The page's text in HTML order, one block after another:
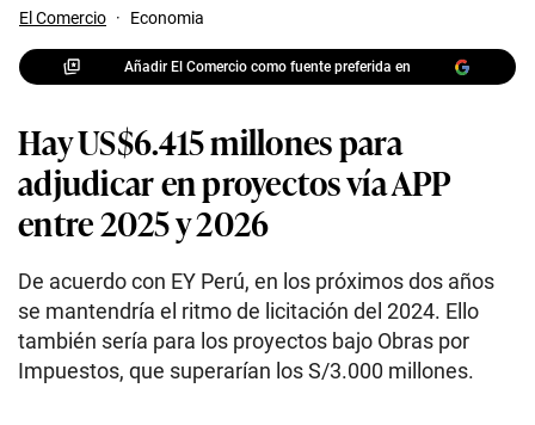
El Comercio · Economia
Añadir El Comercio como fuente preferida en
Hay US$6.415 millones para
adjudicar en proyectos vía APP
entre 2025 y 2026
De acuerdo con EY Perú, en los próximos dos años
se mantendría el ritmo de licitación del 2024. Ello
también sería para los proyectos bajo Obras por
Impuestos, que superarían los S/3.000 millones.